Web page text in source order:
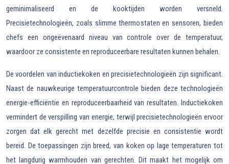
geminimaliseerd en de kooktijden worden versneld.
Precisietechnologieën, zoals slimme thermostaten en sensoren, bieden
chefs een ongeëvenaard niveau van controle over de temperatuur,
waardoor ze consistente en reproduceerbare resultaten kunnen behalen.
De voordelen van inductiekoken en precisietechnologieën zijn significant.
Naast de nauwkeurige temperatuurcontrole bieden deze technologieën
energie-efficiëntie en reproduceerbaarheid van resultaten. Inductiekoken
vermindert de verspilling van energie, terwijl precisietechnologieën ervoor
zorgen dat elk gerecht met dezelfde precisie en consistentie wordt
bereid. De toepassingen zijn breed, van koken op lage temperaturen tot
het langdurig warmhouden van gerechten. Dit maakt het mogelijk om